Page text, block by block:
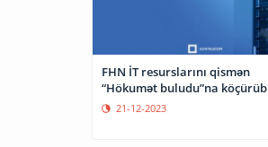
FHN İT resurslarını qismən
“Hökumət buludu”na köçürüb
21-12-2023